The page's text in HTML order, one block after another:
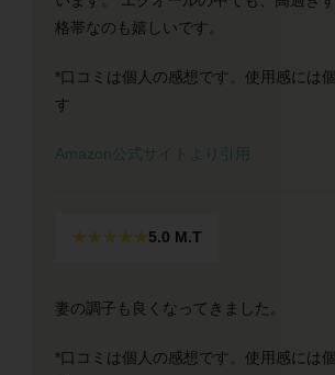
格帯なのも嬉しいです。
*口コミは個人の感想です。使用感には
す
Amazon公式サイトより引用
★★★★★5.0 M.T
妻の調子も良くなってきました。
*口コミは個人の感想です。使用感には